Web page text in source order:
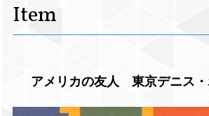
Item
アメリカの友人 東京デニス